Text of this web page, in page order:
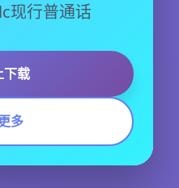
现行普通话
下载
多